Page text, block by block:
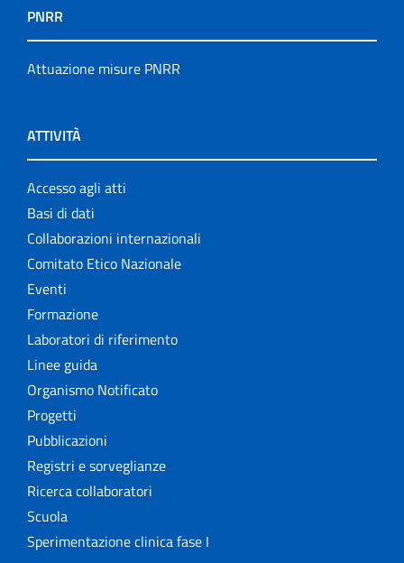
PNRR
Attuazione misure PNRR
ATTIVITÀ
Accesso agli atti
Basi di dati
Collaborazioni internazionali
Comitato Etico Nazionale
Eventi
Formazione
Laboratori di riferimento
Linee guida
Organismo Notificato
Progetti
Pubblicazioni
Registri e sorveglianze
Ricerca collaboratori
Scuola
Sperimentazione clinica fase I